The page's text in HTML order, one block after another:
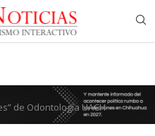
de Odontología UACH